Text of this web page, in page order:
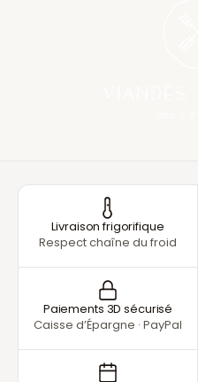
Livraison frigorifique
Respect chaîne du froid
Paiements 3D sécurisé
Caisse d’Épargne · PayPal